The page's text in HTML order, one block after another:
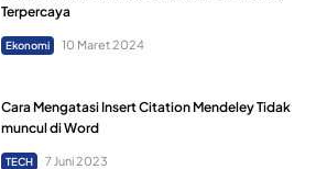
Terpercaya
Ekonomi 10 Maret 2024
Cara Mengatasi Insert Citation Mendeley Tidak
muncul di Word
TECH 7 Juni 2023